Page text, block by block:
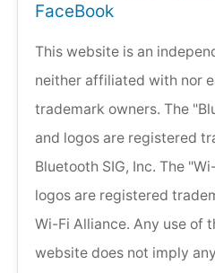
FaceBook
This website is an
neither affiliated with nor
trademark owners. The
and logos are registered
Bluetooth SIG, Inc. The
logos are registered
Wi-Fi Alliance. Any use of
website does not imply